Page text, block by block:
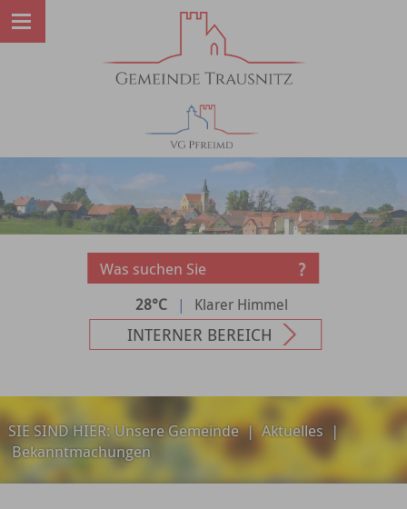
28°C | Klarer Himmel
INTERNER BEREICH
SIE SIND HIER:Unsere Gemeinde|Aktuelles |
Bekanntmachungen